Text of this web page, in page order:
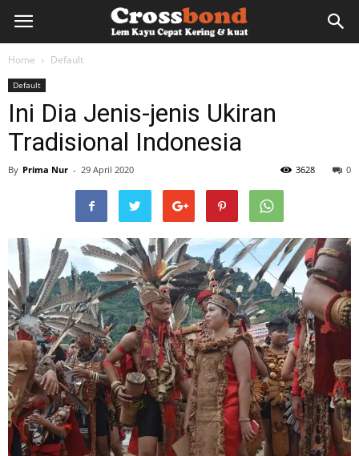
lemkayu.net
HPL,
Kertas,
Vinyl
Home Default
Default
Ini Dia Jenis-jenis Ukiran
Tradisional Indonesia
By Prima Nur - 29 April 2020 0
3628